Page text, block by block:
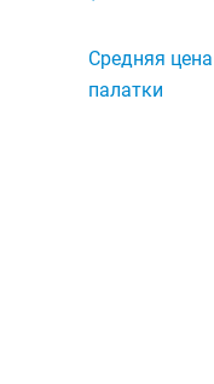
Средняя
палатки